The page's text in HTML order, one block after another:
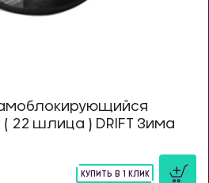
( 22 шлица ) DRIFT Зима
КУПИТЬ В 1 КЛИК